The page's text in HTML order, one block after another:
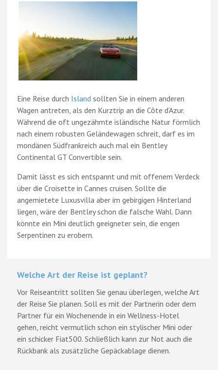
Eine Reise durch Island sollten Sie in einem anderen
Wagen antreten, als den Kurztrip an die Côte d’Azur.
Während die oft ungezähmte isländische Natur förmlich
nach einem robusten Geländewagen schreit, darf es im
mondänen Südfrankreich auch mal ein Bentley
Continental GT Convertible sein.
Damit lässt es sich entspannt und mit offenem Verdeck
über die Croisette in Cannes cruisen. Sollte die
angemietete Luxusvilla aber im gebirgigen Hinterland
liegen, wäre der Bentley schon die falsche Wahl. Dann
könnte ein Mini deutlich geeigneter sein, die engen
Serpentinen zu erobern.
Welche Art der Reise ist geplant?
Vor Reiseantritt sollten Sie genau überlegen, welche Art
der Reise Sie planen. Soll es mit der Partnerin oder dem
Partner für ein Wochenende in ein Wellness-Hotel
gehen, reicht vermutlich schon ein stylischer Mini oder
ein schicker Fiat500. Schließlich kann zur Not auch die
Rückbank als zusätzliche Gepäckablage dienen.